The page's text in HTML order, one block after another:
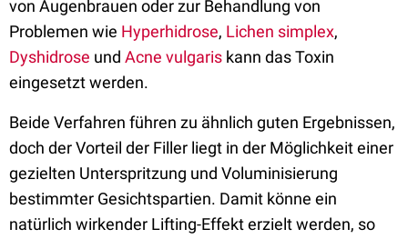
von Augenbrauen oder zur Behandlung von
Problemen wie Hyperhidrose, Lichen simplex,
Dyshidrose und Acne vulgaris kann das Toxin
eingesetzt werden.
Beide Verfahren führen zu ähnlich guten Ergebnissen,
doch der Vorteil der Filler liegt in der Möglichkeit einer
gezielten Unterspritzung und Voluminisierung
bestimmter Gesichtspartien. Damit könne ein
natürlich wirkender Lifting-Effekt erzielt werden, so